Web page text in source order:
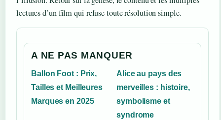
lectures d’un film qui refuse toute résolution simple.
A NE PAS MANQUER
Ballon Foot : Prix,
Tailles et Meilleures
Marques en 2025
Alice au pays des
merveilles : histoire,
symbolisme et
syndrome